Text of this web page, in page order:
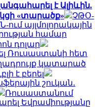
է Ալիևին.
«տարածք»
ՉԹՕ-
ում այլմոլորակային
համար
դոլար
Ռուսաստանի հետ
կատարած
է բերել
շուկան․
Ռուսաստանում
Եվրամիությանը